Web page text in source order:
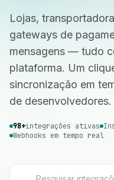
Lojas,
gateways de
mensagens — tudo
plataforma. Um
sincronização em
de desenvolvedores.
98+integrações ativas
Webhooks em tempo real